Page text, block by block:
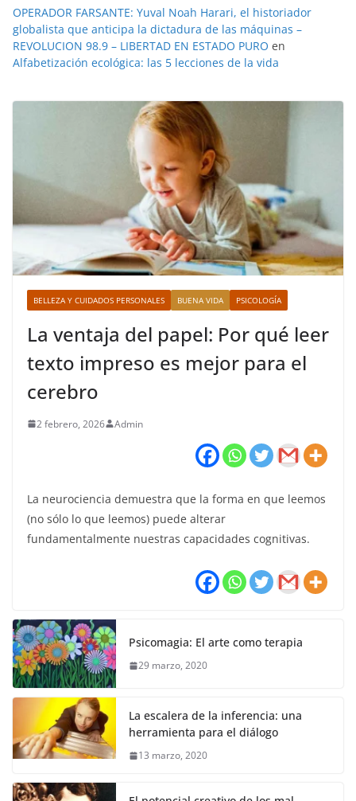
OPERADOR FARSANTE: Yuval Noah Harari, el historiador
globalista que anticipa la dictadura de las máquinas –
REVOLUCION 98.9 – LIBERTAD EN ESTADO PURO en
Alfabetización ecológica: las 5 lecciones de la vida
BELLEZA Y CUIDADOS PERSONALES BUENA VIDA PSICOLOGÍA
La ventaja del papel: Por qué leer
texto impreso es mejor para el
cerebro
2 febrero, 2026 Admin
La neurociencia demuestra que la forma en que leemos
(no sólo lo que leemos) puede alterar
fundamentalmente nuestras capacidades cognitivas.
Psicomagia: El arte como terapia
29 marzo, 2020
La escalera de la inferencia: una
herramienta para el diálogo
13 marzo, 2020